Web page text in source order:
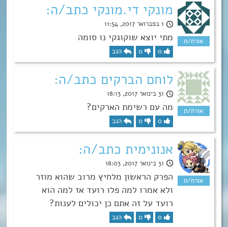
מונקי די.מונקי כתב/ה:
1 בפברואר 2017, 11:54
מתי יוצא שוקוגקי נו סומה
0
0 הגב
לוחם הברקים כתב/ה:
31 בינואר 2017, 18:13
מה עם רשימת הארקים?
0
0 הגב
אנונימית כתב/ה:
31 בינואר 2017, 18:03
הפרק הראשון מלחיץ מרוב שהוא מוזר
ולא אמרו למה פלו רועד אז למה הוא
רועד על זה אתם כן יכולים לענות?
0
0 הגב